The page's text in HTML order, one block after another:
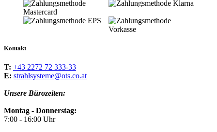
Kontakt
T: +43 2272 72 333-33
E: strahlsysteme@ots.co.at
Unsere Bürozeiten:
Montag - Donnerstag:
7:00 - 16:00 Uhr